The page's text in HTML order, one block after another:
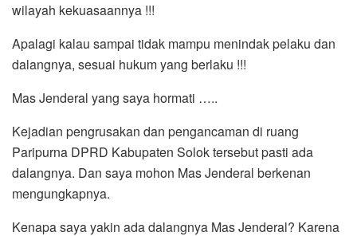
wilayah kekuasaannya !!!
Apalagi kalau sampai tidak mampu menindak pelaku dan
dalangnya, sesuai hukum yang berlaku !!!
Mas Jenderal yang saya hormati …..
Kejadian pengrusakan dan pengancaman di ruang
Paripurna DPRD Kabupaten Solok tersebut pasti ada
dalangnya. Dan saya mohon Mas Jenderal berkenan
mengungkapnya.
Kenapa saya yakin ada dalangnya Mas Jenderal? Karena